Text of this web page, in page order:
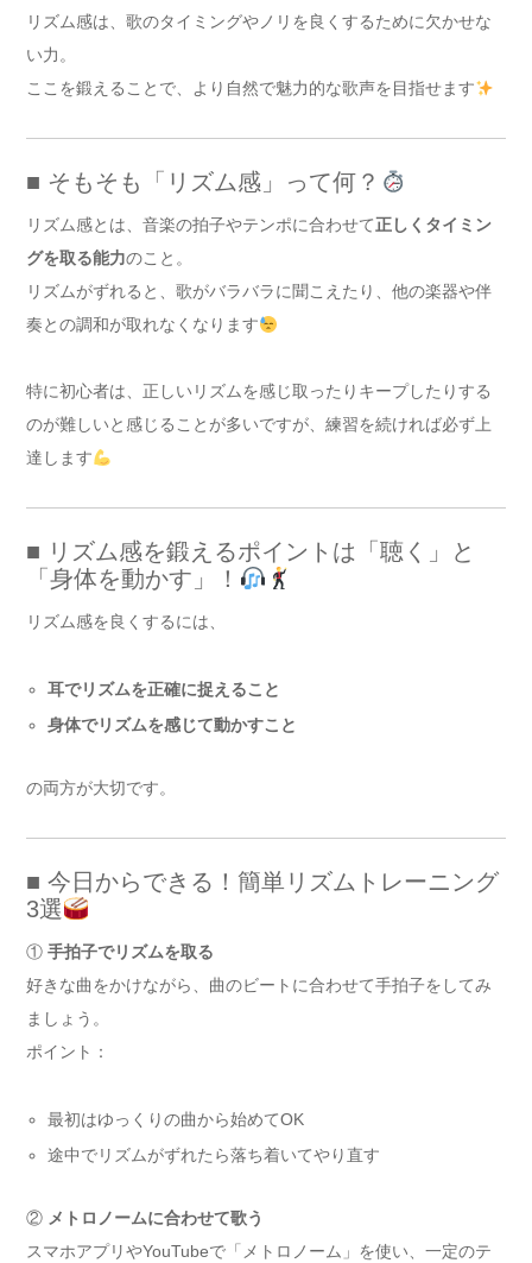
リズム感は、歌のタイミングやノリを良くするために欠かせな
い力。
ここを鍛えることで、より自然で魅力的な歌声を目指せます
■ そもそも「リズム感」って何？
リズム感とは、音楽の拍子やテンポに合わせて正しくタイミン
グを取る能力のこと。
リズムがずれると、歌がバラバラに聞こえたり、他の楽器や伴
奏との調和が取れなくなります
特に初心者は、正しいリズムを感じ取ったりキープしたりする
のが難しいと感じることが多いですが、練習を続ければ必ず上
達します
■ リズム感を鍛えるポイントは「聴く」と
「身体を動かす」！
リズム感を良くするには、
耳でリズムを正確に捉えること
身体でリズムを感じて動かすこと
の両方が大切です。
■ 今日からできる！簡単リズムトレーニング
3選
① 手拍子でリズムを取る
好きな曲をかけながら、曲のビートに合わせて手拍子をしてみ
ましょう。
ポイント：
最初はゆっくりの曲から始めてOK
途中でリズムがずれたら落ち着いてやり直す
② メトロノームに合わせて歌う
スマホアプリやYouTubeで「メトロノーム」を使い、一定のテ